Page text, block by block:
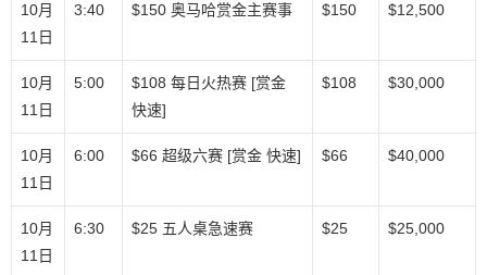
10月
11日
3:40 $150 奥马哈赏金主赛事 $150 $12,500
10月
11日
5:00
$108 每日火热赛 [赏金
快速]
$108 $30,000
10月
11日
6:00 $66 超级六赛 [赏金 快速] $66 $40,000
10月
11日
6:30 $25 五人桌急速赛 $25 $25,000